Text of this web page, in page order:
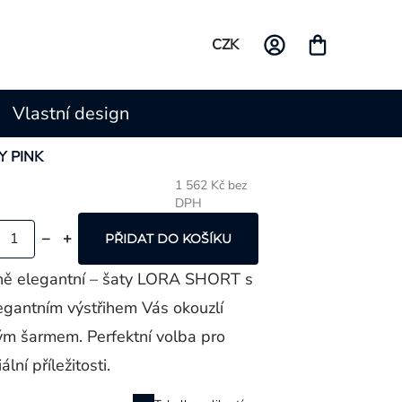
CZK
Vlastní design
PINK
1 562 Kč bez
DPH
PŘIDAT DO KOŠÍKU
elegantní – šaty LORA SHORT s
výstřihem Vás okouzlí
šarmem. Perfektní volba pro
příležitosti.